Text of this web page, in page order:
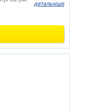
детальніше